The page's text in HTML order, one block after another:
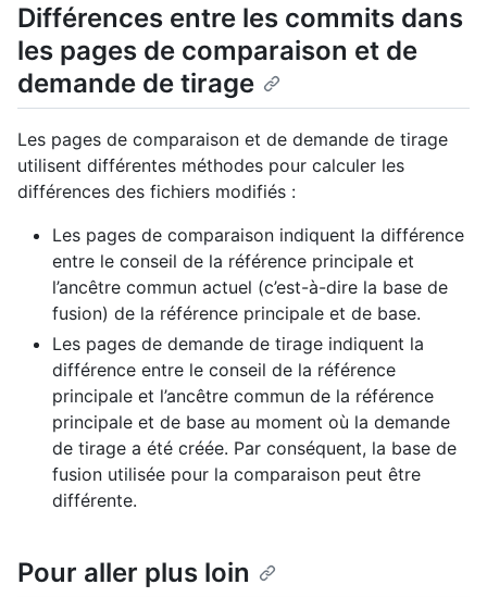
Différences entre les commits dans
les pages de comparaison et de
demande de tirage
Les pages de comparaison et de demande de tirage
utilisent différentes méthodes pour calculer les
différences des fichiers modifiés :
Les pages de comparaison indiquent la différence
entre le conseil de la référence principale et
l’ancêtre commun actuel (c’est-à-dire la base de
fusion) de la référence principale et de base.
Les pages de demande de tirage indiquent la
différence entre le conseil de la référence
principale et l’ancêtre commun de la référence
principale et de base au moment où la demande
de tirage a été créée. Par conséquent, la base de
fusion utilisée pour la comparaison peut être
différente.
Pour aller plus loin